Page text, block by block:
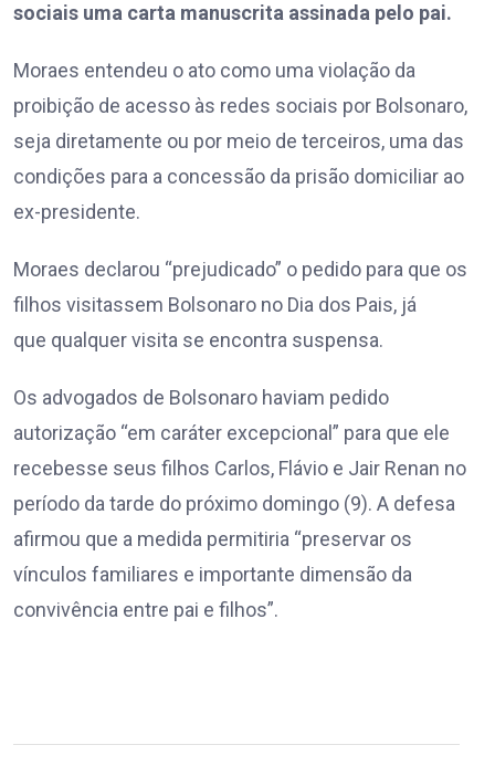
sociais uma carta manuscrita assinada pelo pai.
Moraes entendeu o ato como uma violação da
proibição de acesso às redes sociais por Bolsonaro,
seja diretamente ou por meio de terceiros, uma das
condições para a concessão da prisão domiciliar ao
ex-presidente.
Moraes declarou “prejudicado” o pedido para que os
filhos visitassem Bolsonaro no Dia dos Pais, já
que qualquer visita se encontra suspensa.
Os advogados de Bolsonaro haviam pedido
autorização “em caráter excepcional” para que ele
recebesse seus filhos Carlos, Flávio e Jair Renan no
período da tarde do próximo domingo (9). A defesa
afirmou que a medida permitiria “preservar os
vínculos familiares e importante dimensão da
convivência entre pai e filhos”.